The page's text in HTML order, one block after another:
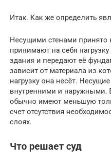
Итак. Как же определить
Несущими стенами принято
принимают на себя
здания и передают её
зависит от материала из
нагрузку она несёт.
внутренними и наружными.
обычно имеют меньшую
счет отсутствия
слоях.
Что решает суд